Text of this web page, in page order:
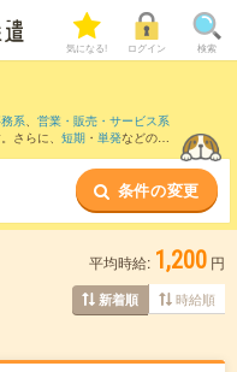
気になる! ログイン 検索
系、 営業・販売・サービス系
さらに、 短期 ・ 単発などの期
ど近隣駅のお仕事もご確認いた
条件の変更
平均時給: 1,200 円
新着順 時給順